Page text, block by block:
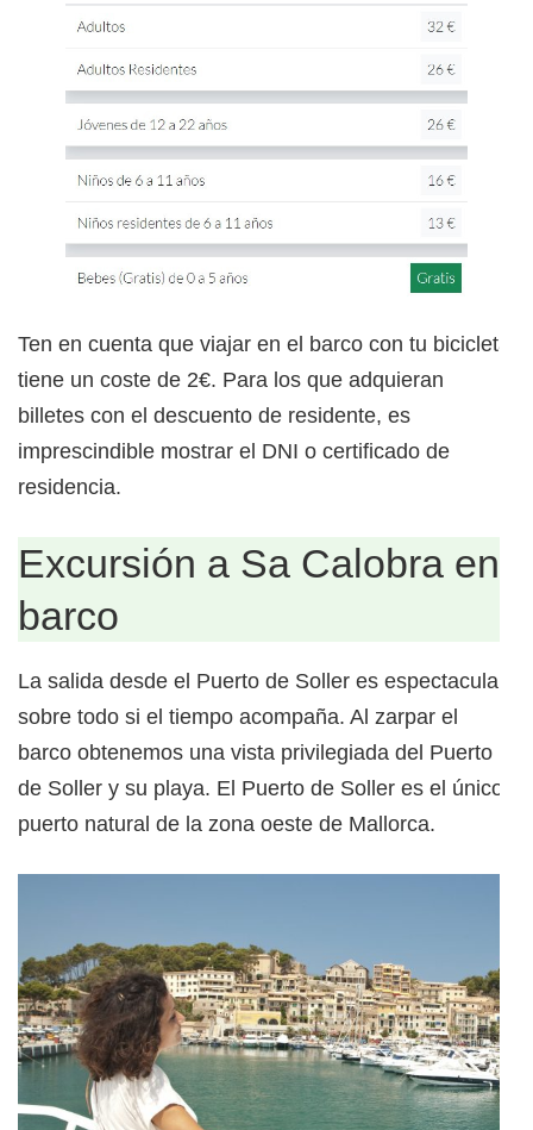
Ten en cuenta que viajar en el barco con tu bicicleta
tiene un coste de 2€. Para los que adquieran
billetes con el descuento de residente, es
imprescindible mostrar el DNI o certificado de
residencia.
Excursión a Sa Calobra en
barco
La salida desde el Puerto de Soller es espectacular,
sobre todo si el tiempo acompaña. Al zarpar el
barco obtenemos una vista privilegiada del Puerto
de Soller y su playa. El Puerto de Soller es el único
puerto natural de la zona oeste de Mallorca.